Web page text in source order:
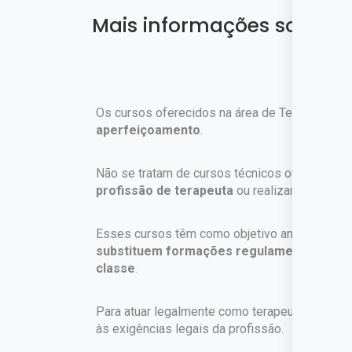
Mais informações sobre o
Os cursos oferecidos na área de Terapia pela
aperfeiçoamento.
Não se tratam de cursos técnicos ou
profissão de terapeuta ou realizar
Esses cursos têm como objetivo ampliar o
substituem formações regulamentadas
classe.
Para atuar legalmente como terapeuta, é
às exigências legais da profissão.